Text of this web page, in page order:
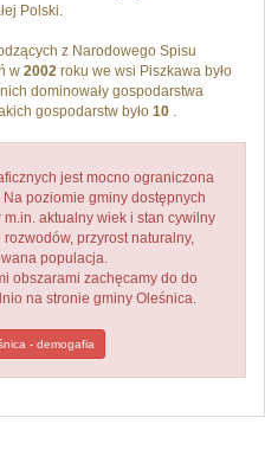
Polski.
z Narodowego Spisu
w 2002 roku we wsi Piszkawa było
dominowały gospodarstwa
gospodarstw było 10 .
jest mocno ograniczona
poziomie gminy dostępnych
aktualny wiek i stan cywilny
przyrost naturalny,
populacja.
obszarami zachęcamy do do
na stronie gminy Oleśnica.
- demogafia